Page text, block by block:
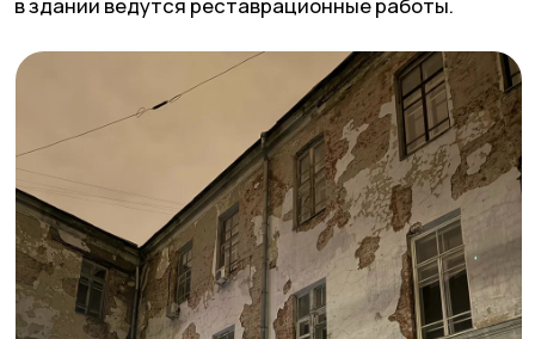
Здание заброшенного Главпочтамта. Фото: Яндекс Карты
Один из самых известных недостроев города,
ХОВРИНСКАЯ БОЛЬНИЦА
Клинская, 2